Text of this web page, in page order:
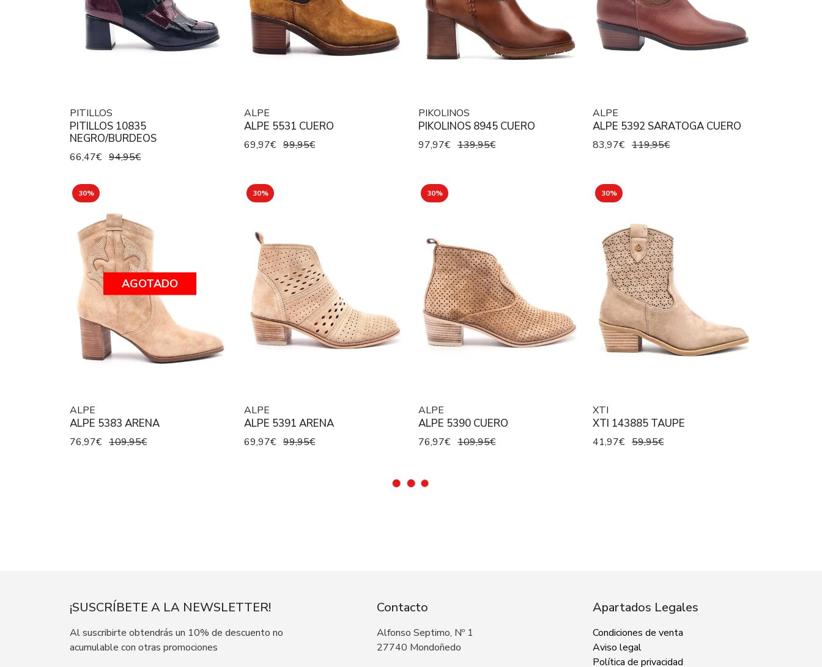
PITILLOS
PITILLOS 10835
NEGRO/BURDEOS
66,47€ 94,95€
ALPE
ALPE 5531 CUERO
69,97€ 99,95€
PIKOLINOS
PIKOLINOS 8945 CUERO
97,97€ 139,95€
ALPE
ALPE 5392 SARATOGA CUERO
83,97€ 119,95€
30%
AGOTADO
ALPE
ALPE 5383 ARENA
76,97€ 109,95€
30%
ALPE
ALPE 5391 ARENA
69,97€ 99,95€
30%
ALPE
ALPE 5390 CUERO
76,97€ 109,95€
30%
XTI
XTI 143885 TAUPE
41,97€ 59,95€
¡SUSCRÍBETE A LA NEWSLETTER!
Al suscribirte obtendrás un 10% de descuento no
acumulable con otras promociones
Contacto
Alfonso Septimo, Nº 1
27740 Mondoñedo
Apartados Legales
Condiciones de venta
Aviso legal
Política de privacidad